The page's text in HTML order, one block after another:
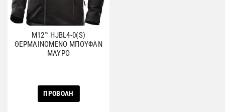
M12™ HJBL4-0(S)
ΘΕΡΜΑΙΝΟΜΕΝΟ ΜΠΟΥΦΑΝ
ΜΑΥΡΟ
ΠΡΟΒΟΛΗ